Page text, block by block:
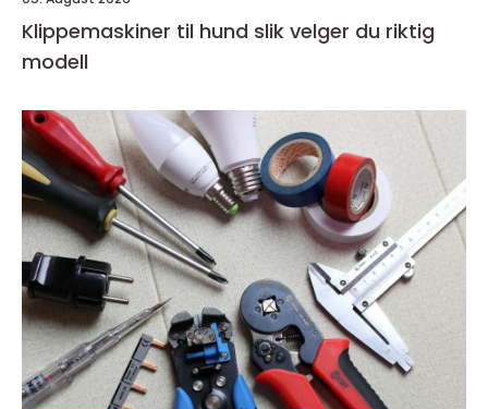
Klippemaskiner til hund slik velger du riktig
modell